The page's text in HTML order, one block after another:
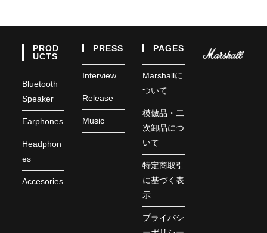
PROD
UCTS
Bluetooth
Speaker
Earphones
Headphon
es
Accesories
PRESS
Interview
Release
Music
PAGES
Marshallに
ついて
模倣品・二
次卸品につ
いて
特定商取引
に基づく表
示
プライバシ